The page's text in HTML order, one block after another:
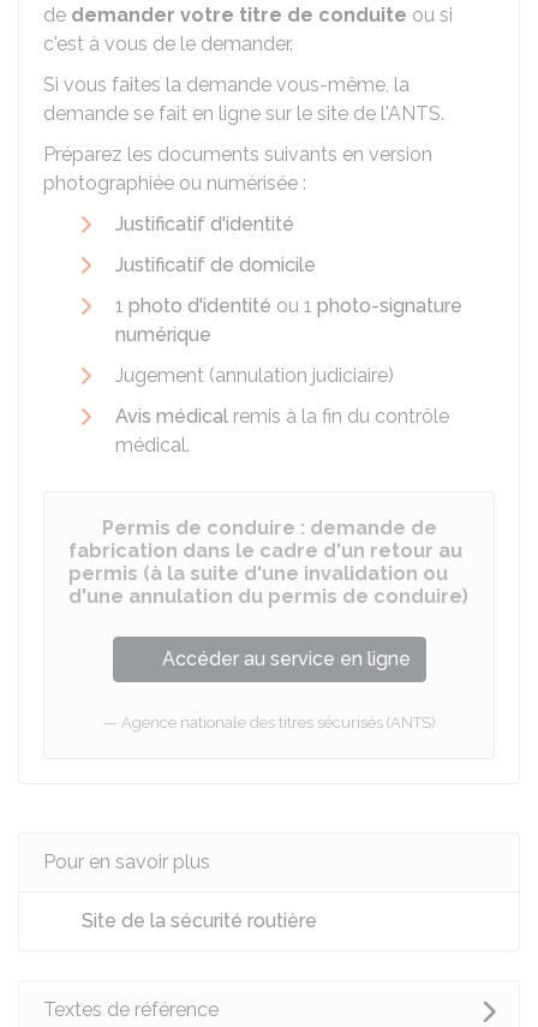
de demander votre titre de conduite ou si
c'est à vous de le demander.
Si vous faites la demande vous-même, la
demande se fait en ligne sur le site de l'ANTS.
Préparez les documents suivants en version
photographiée ou numérisée :
Justificatif d'identité
Justificatif de domicile
1 photo d'identité ou 1 photo-signature
numérique
Jugement (annulation judiciaire)
Avis médical remis à la fin du contrôle
médical.
Permis de conduire : demande de
fabrication dans le cadre d'un retour au
permis (à la suite d'une invalidation ou
d'une annulation du permis de conduire)
Accéder au service en ligne
Agence nationale des titres sécurisés (ANTS)
Pour en savoir plus
Site de la sécurité routière
Textes de référence